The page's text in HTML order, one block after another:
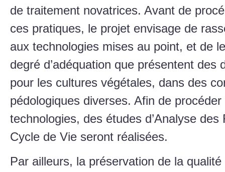
de traitement novatrices. Avant de
ces pratiques, le projet envisage de
aux technologies mises au point, et de
degré d’adéquation que présentent des
pour les cultures végétales, dans des
pédologiques diverses. Afin de
technologies, des études d’Analyse des
Cycle de Vie seront réalisées.
Par ailleurs, la préservation de la